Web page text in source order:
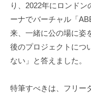
り、2022年にロンド
ーナでバーチャル「
来、一緒に公の場に姿
後のプロジェクトにつ
ない」と答えました。
特筆すべきは、フリー